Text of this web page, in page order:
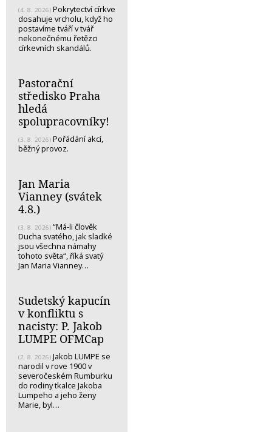
(4. 8. 2026) Pokrytectví církve
dosahuje vrcholu, když ho
postavíme tváří v tvář
nekonečnému řetězci
církevních skandálů.
Pastorační
středisko Praha
hledá
spolupracovníky!
(3. 8. 2026) Pořádání akcí,
běžný provoz.
Jan Maria
Vianney (svátek
4.8.)
(3. 8. 2026) “Má-li člověk
Ducha svatého, jak sladké
jsou všechna námahy
tohoto světa“, říká svatý
Jan Maria Vianney…
Sudetský kapucín
v konfliktu s
nacisty: P. Jakob
LUMPE OFMCap
(2. 8. 2026) Jakob LUMPE se
narodil v rove 1900 v
severočeském Rumburku
do rodiny tkalce Jakoba
Lumpeho a jeho ženy
Marie, byl…